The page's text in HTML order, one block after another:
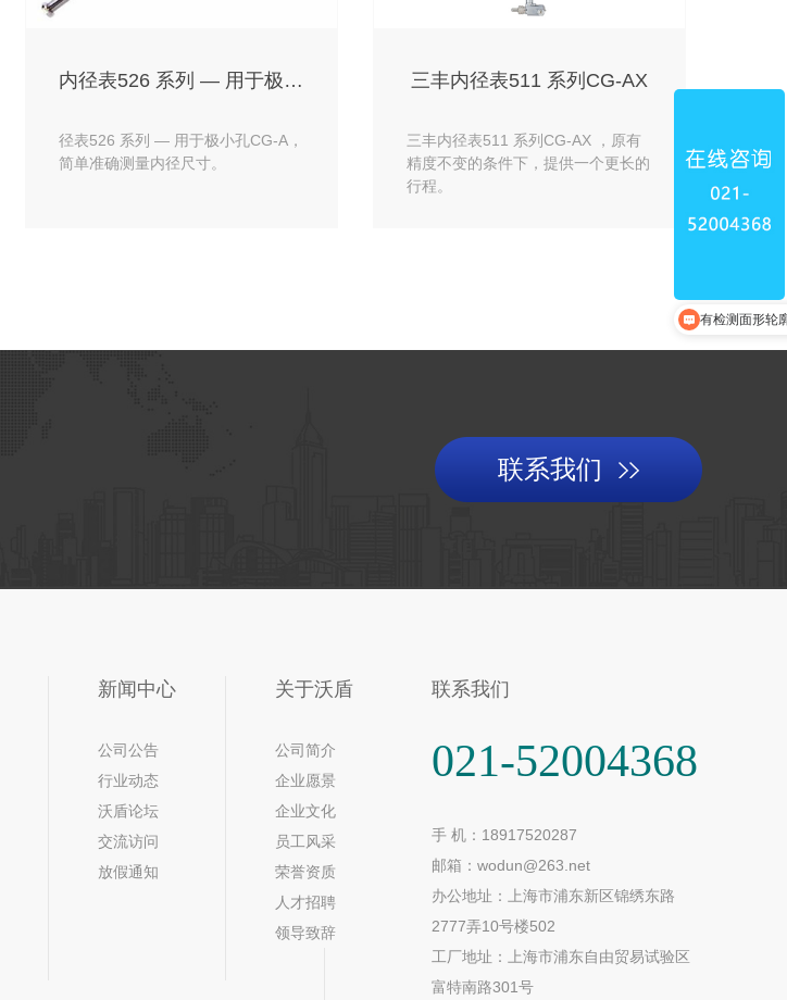
内径表526 系列 — 用于极小孔C
径表526 系列 — 用于极小孔CG-A，
简单准确测量内径尺寸。
三丰内径表511 系列CG-AX
三丰内径表511 系列CG-AX ，原有
精度不变的条件下，提供一个更长的
行程。
联系我们
新闻中心
公司公告
行业动态
沃盾论坛
交流访问
放假通知
关于沃盾
公司简介
企业愿景
企业文化
员工风采
荣誉资质
人才招聘
领导致辞
联系我们
021-52004368
手 机：18917520287
邮箱：wodun@263.net
办公地址：上海市浦东新区锦绣东路
2777弄10号楼502
工厂地址：上海市浦东自由贸易试验区
富特南路301号
有检测面形轮